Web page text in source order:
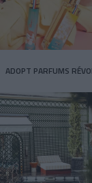
ADOPT PARFUMS